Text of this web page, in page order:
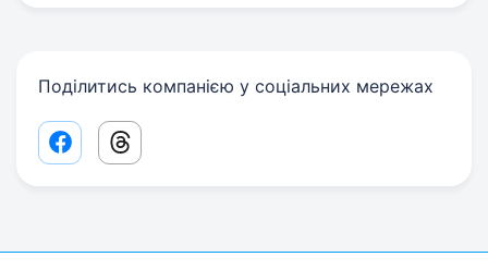
Поділитись компанією у соціальних мережах
Facebook share link
Threads share link